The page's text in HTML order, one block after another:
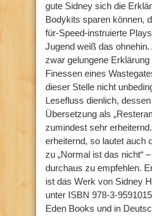
gute Sidney sich die
Bodykits sparen können,
für-Speed-instruierte
Jugend weiß das ohnehin.
zwar gelungene Erklärung
Finessen eines
dieser Stelle nicht
Lesefluss dienlich, dessen
Übersetzung als
zumindest sehr
erheiternd, so lautet auch
zu „Normal ist das nicht“
durchaus zu empfehlen.
ist das Werk von Sidney
unter ISBN 978-3-
Eden Books und in